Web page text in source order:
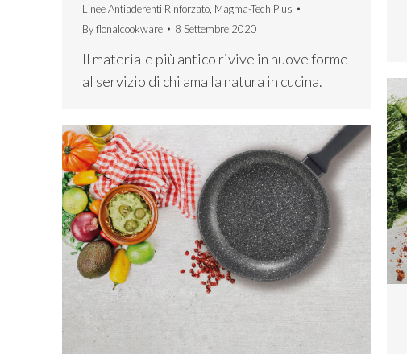
Linee Antiaderenti Rinforzato Magma-Tech Plus
Byflonalcookware 8 Settembre 2020
Il materiale più antico rivive in nuove forme
al servizio di chi ama la natura in cucina.